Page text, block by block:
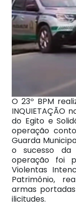
O 23º BPM
INQUIETAÇÃO
do Egito e
operação
Guarda
o sucesso
operação foi
Violentas
Patrimônio,
armas
ilicitudes.